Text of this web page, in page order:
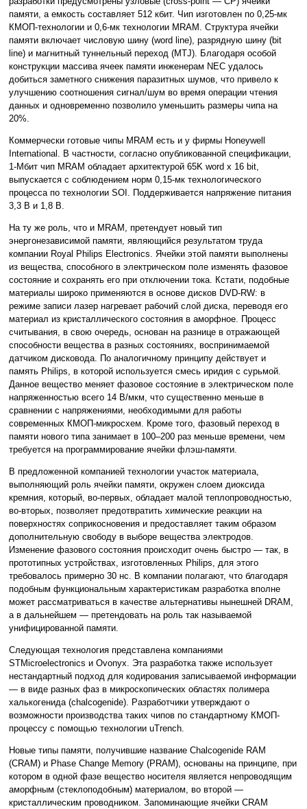
памяти, а емкость составляет 512 кбит. Чип изготовлен по 0,25-мк
КМОП-технологии и 0,6-мк технологии MRAM. Структура ячейки
памяти включает числовую шину (word line), разрядную шину (bit
line) и магнитный туннельный переход (MTJ). Благодаря особой
конструкции массива ячеек памяти инженерам NEC удалось
добиться заметного снижения паразитных шумов, что привело к
улучшению соотношения сигнал/шум во время операции чтения
данных и одновременно позволило уменьшить размеры чипа на
20%.
Коммерчески готовые чипы MRAM есть и у фирмы Honeywell
International. В частности, согласно опубликованной спецификации,
1-Мбит чип MRAM обладает архитектурой 65K word x 16 bit,
выпускается с соблюдением норм 0,15-мк технологического
процесса по технологии SOI. Поддерживается напряжение питания
3,3 В и 1,8 В.
На ту же роль, что и MRAM, претендует новый тип
энергонезависимой памяти, являющийся результатом труда
компании Royal Philips Electronics. Ячейки этой памяти выполнены
из вещества, способного в электрическом поле изменять фазовое
состояние и сохранять его при отключении тока. Кстати, подобные
материалы широко применяются в основе дисков DVD-RW: в
режиме записи лазер нагревает рабочий слой диска, переводя его
материал из кристаллического состояния в аморфное. Процесс
считывания, в свою очередь, основан на разнице в отражающей
способности вещества в разных состояниях, воспринимаемой
датчиком дисковода. По аналогичному принципу действует и
память Philips, в которой используется смесь иридия с сурьмой.
Данное вещество меняет фазовое состояние в электрическом поле
напряженностью всего 14 В/мкм, что существенно меньше в
сравнении с напряжениями, необходимыми для работы
современных КМОП-микросхем. Кроме того, фазовый переход в
памяти нового типа занимает в 100–200 раз меньше времени, чем
требуется на программирование ячейки флэш-памяти.
В предложенной компанией технологии участок материала,
выполняющий роль ячейки памяти, окружен слоем диоксида
кремния, который, во-первых, обладает малой теплопроводностью,
во-вторых, позволяет предотвратить химические реакции на
поверхностях соприкосновения и предоставляет таким образом
дополнительную свободу в выборе вещества электродов.
Изменение фазового состояния происходит очень быстро — так, в
прототипных устройствах, изготовленных Philips, для этого
требовалось примерно 30 нс. В компании полагают, что благодаря
подобным функциональным характеристикам разработка вполне
может рассматриваться в качестве альтернативы нынешней DRAM,
а в дальнейшем — претендовать на роль так называемой
унифицированной памяти.
Следующая технология представлена компаниями
STMicroelectronics и Ovonyx. Эта разработка также использует
нестандартный подход для кодирования записываемой информации
— в виде разных фаз в микроскопических областях полимера
халькогенида (chalcogenide). Разработчики утверждают о
возможности производства таких чипов по стандартному КМОП-
процессу с помощью технологии uTrench.
Новые типы памяти, получившие название Chalcogenide RAM
(CRAM) и Phase Change Memory (PRAM), основаны на принципе, при
котором в одной фазе вещество носителя является непроводящим
аморфным (стеклоподобным) материалом, во второй —
кристаллическим проводником. Запоминающие ячейки CRAM